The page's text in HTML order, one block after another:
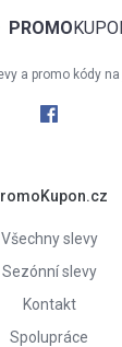
PROMO
a promo kódy
Všechny slevy
Sezónní slevy
Kontakt
Spolupráce